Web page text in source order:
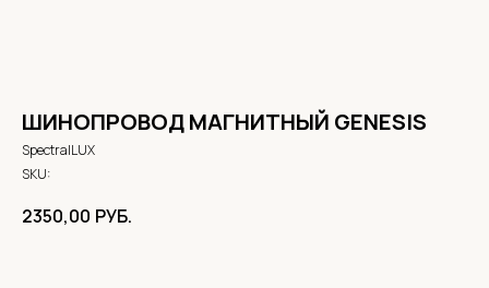
ШИНОПРОВОД МАГНИТНЫЙ GENESIS
SpectralLUX
SKU:
2350,00 РУБ.